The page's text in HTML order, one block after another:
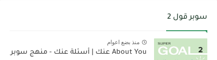
سوبر قول 2
منذ بضع اعوام
About You عنك | أسئلة عنك - منهج سوبر